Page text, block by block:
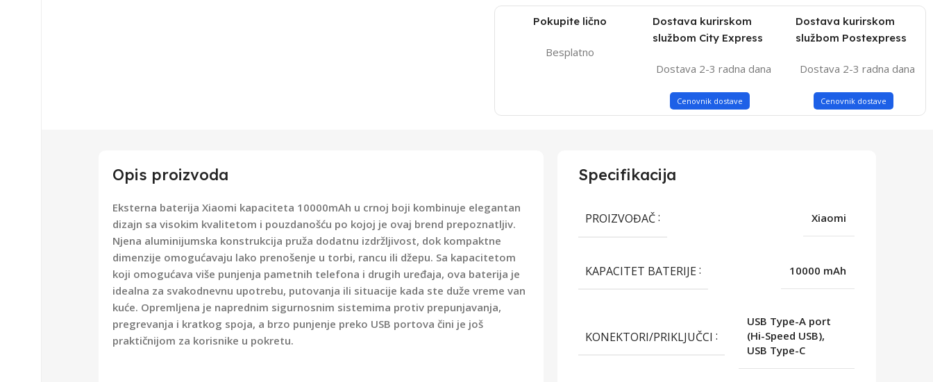
Pokupite lično
Besplatno
Dostava kurirskom
službom City Express
Dostava 2-3 radna dana
Cenovnik dostave
Dostava kurirskom
službom Postexpress
Dostava 2-3 radna dana
Cenovnik dostave
Opis proizvoda
Eksterna baterija Xiaomi kapaciteta 10000mAh u crnoj boji kombinuje elegantan
dizajn sa visokim kvalitetom i pouzdanošću po kojoj je ovaj brend prepoznatljiv.
Njena aluminijumska konstrukcija pruža dodatnu izdržljivost, dok kompaktne
dimenzije omogućavaju lako prenošenje u torbi, rancu ili džepu. Sa kapacitetom
koji omogućava više punjenja pametnih telefona i drugih uređaja, ova baterija je
idealna za svakodnevnu upotrebu, putovanja ili situacije kada ste duže vreme van
kuće. Opremljena je naprednim sigurnosnim sistemima protiv prepunjavanja,
pregrevanja i kratkog spoja, a brzo punjenje preko USB portova čini je još
praktičnijom za korisnike u pokretu.
Specifikacija
PROIZVOĐAČ Xiaomi
KAPACITET BATERIJE 10000 mAh
KONEKTORI/PRIKLJUČCI
USB Type-A port
(Hi-Speed USB),
USB Type-C